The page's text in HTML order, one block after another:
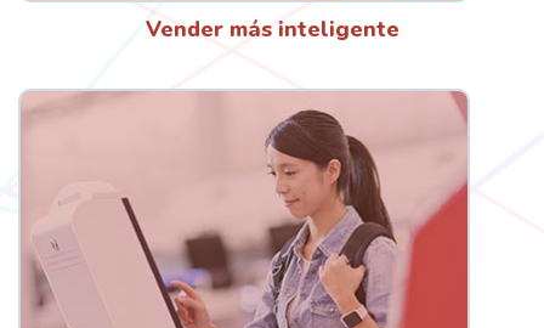
Vender más inteligente